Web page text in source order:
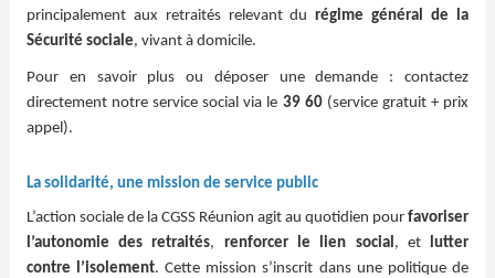
principalement aux retraités relevant durégime général de la
Sécurité sociale, vivant à domicile.
Pour en savoir plus ou déposer une demande : contactez
directement notre service social via le 39 60(service gratuit + prix
appel).
La solidarité, une mission de service public
L’action sociale de la CGSS Réunion agit au quotidien pourfavoriser
l’autonomie des retraités, renforcer le lien social , et
lutter
contre l’isolement. Cette mission s’inscrit dans une politique de